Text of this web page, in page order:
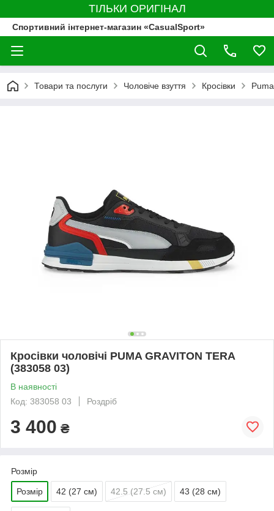
ТІЛЬКИ ОРИГІНАЛ
Спортивний інтернет-магазин «CasualSport»
Товари та послуги Чоловіче взуття Кросівки Puma
Кросівки чоловічі PUMA GRAVITON TERA
(383058 03)
В наявності
Код: 383058 03
Роздріб
3 400 ₴
Розмір
Розмір 42 (27 см) 42.5 (27.5 см) 43 (28 см)